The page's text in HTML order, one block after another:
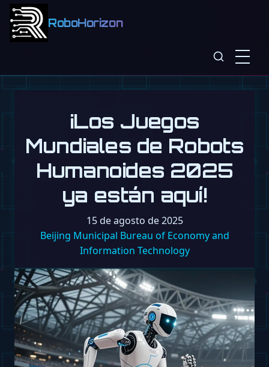
RoboHorizon
¡Los Juegos
Mundiales de Robots
Humanoides 2025
ya están aquí!
15 de agosto de 2025
Beijing Municipal Bureau of Economy and
Information Technology